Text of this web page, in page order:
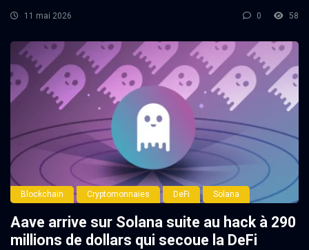
11 mai 2026 0 58
Blockchain Cryptomonnaies DeFi Solana
Aave arrive sur Solana suite au hack à 290
millions de dollars qui secoue la DeFi